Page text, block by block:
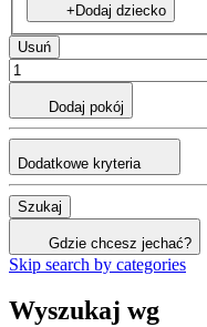
+Dodaj dziecko
Usuń
Dodaj pokój
Dodatkowe kryteria
Szukaj
Gdzie chcesz jechać?
Skip search by categories
Wyszukaj wg